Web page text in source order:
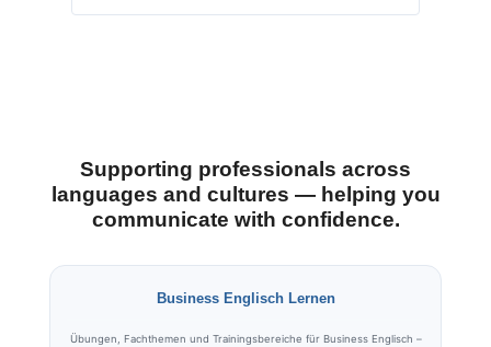
Supporting professionals across
languages and cultures — helping you
communicate with confidence.
Business Englisch Lernen
Übungen, Fachthemen und Trainingsbereiche für Business Englisch –